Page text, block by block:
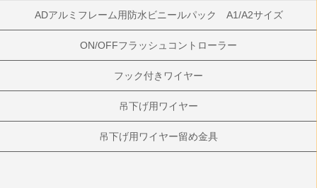
ADアルミフレーム用防水ビニールパック A1/A2サイズ
ON/OFFフラッシュコントローラー
フック付きワイヤー
吊下げ用ワイヤー
吊下げ用ワイヤー留め金具